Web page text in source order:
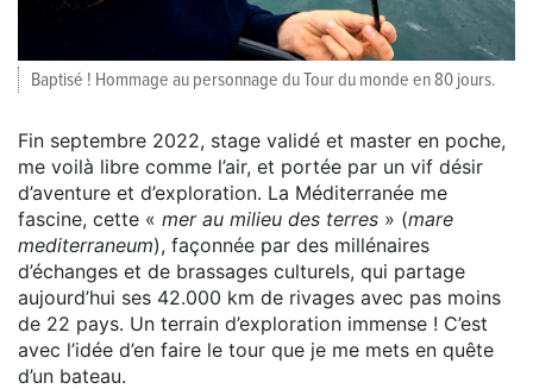
Baptisé ! Hommage au personnage du Tour du monde en 80 jours.
Fin septembre 2022, stage validé et master en poche,
me voilà libre comme l’air, et portée par un vif désir
d’aventure et d’exploration. La Méditerranée me
fascine, cette « mer au milieu des terres » (mare
mediterraneum), façonnée par des millénaires
d’échanges et de brassages culturels, qui partage
aujourd’hui ses 42.000 km de rivages avec pas moins
de 22 pays. Un terrain d’exploration immense ! C’est
avec l’idée d’en faire le tour que je me mets en quête
d’un bateau.